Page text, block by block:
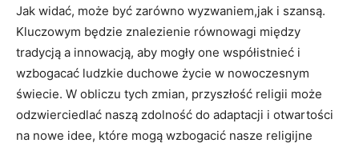
Jak widać, może być zarówno wyzwaniem,jak i szansą.
Kluczowym będzie znalezienie równowagi między
tradycją a innowacją, aby mogły one współistnieć i
wzbogacać ludzkie duchowe życie w nowoczesnym
świecie. W obliczu tych zmian, przyszłość religii może
odzwierciedlać naszą zdolność do adaptacji i otwartości
na nowe idee, które mogą wzbogacić nasze religijne